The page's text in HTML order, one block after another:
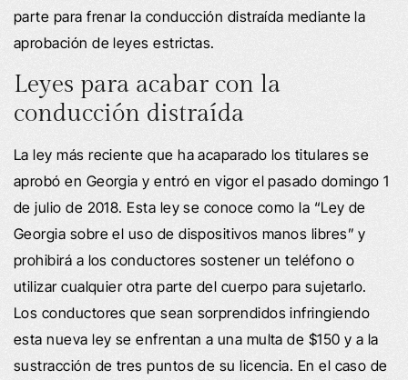
parte para frenar la conducción distraída mediante la
aprobación de leyes estrictas.
Leyes para acabar con la
conducción distraída
La ley más reciente que ha acaparado los titulares se
aprobó en Georgia y entró en vigor el pasado domingo 1
de julio de 2018. Esta ley se conoce como la “Ley de
Georgia sobre el uso de dispositivos manos libres” y
prohibirá a los conductores sostener un teléfono o
utilizar cualquier otra parte del cuerpo para sujetarlo.
Los conductores que sean sorprendidos infringiendo
esta nueva ley se enfrentan a una multa de $150 y a la
sustracción de tres puntos de su licencia. En el caso de